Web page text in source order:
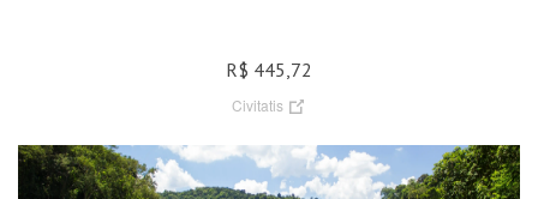
R$ 445,72
Civitatis